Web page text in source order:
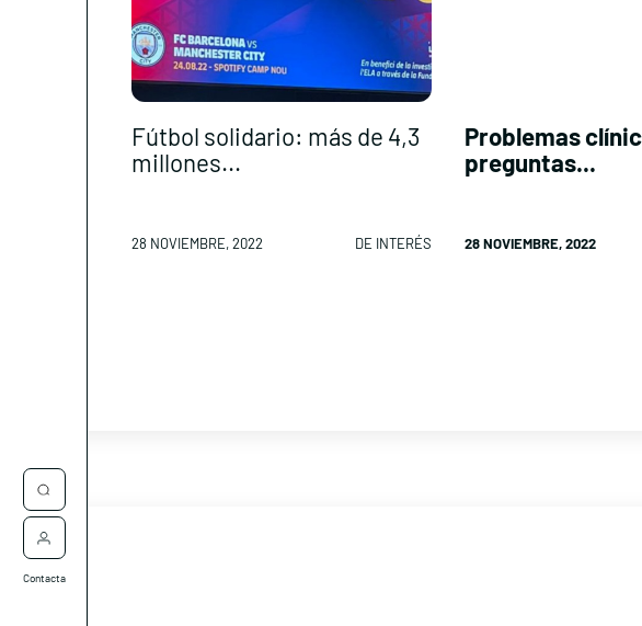
Contacta
Fútbol solidario: más de 4,3
millones...
28 NOVIEMBRE, 2022 DE INTERÉS
Problemas
preguntas...
28 NOVIEMBRE, 2022